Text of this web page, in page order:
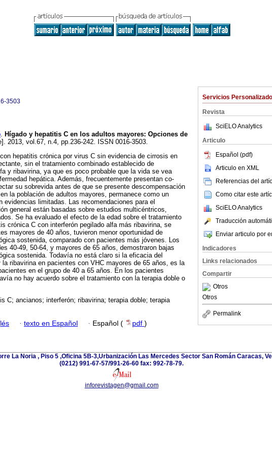
Servicios
Revista
SciELO Analytics
Articulo
Español (pdf)
Articulo en XML
Referencias del
Como citar este
SciELO Analytics
Traducción
Enviar articulo por
Indicadores
Links relacionados
Compartir
Otros
Otros
Permalink
3503
. Hígado y hepatitis C en los adultos mayores: Opciones de
2013, vol.67, n.4, pp.236-242. ISSN 0016-3503.
hepatitis crónica por virus C sin evidencia de cirrosis en
sin el tratamiento combinado establecido de
y ribavirina, ya que es poco probable que la vida se vea
hepática. Además, frecuentemente presentan co-
su sobrevida antes de que se presente descompensación
la población de adultos mayores, permanece como un
evidencias limitadas. Las recomendaciones para el
general están basadas sobre estudios multicéntricos,
Se ha evaluado el efecto de la edad sobre el tratamiento
crónica C con interferón pegilado alfa más ribavirina, se
mayores de 40 años, tuvieron menor oportunidad de
sostenida, comparado con pacientes más jóvenes. Los
40-49, 50-64, y mayores de 65 años, demostraron bajas
sostenida. Todavía no está claro si la eficacia del
la ribavirina en pacientes con VHC mayores de 65 años, es la
en el grupo de 40 a 65 años. En los pacientes
no hay acuerdo sobre el tratamiento con la terapia doble o
C; ancianos; interferón; ribavirina; terapia doble; terapia
· texto en Español · Español ( pdf )
La Noria , Piso 5 ,Oficina 5B-3,Urbanización Las Mercedes Sector San Román Caracas,
(0212) 991-67-57/991-26-60 fax: 992-78-79.
inforevistagen@gmail.com